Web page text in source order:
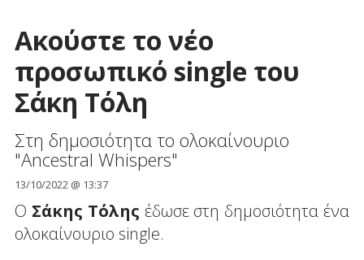
Ακούστε το νέο
προσωπικό single του
Σάκη Τόλη
Στη δημοσιότητα το ολοκαίνουριο
"Ancestral Whispers"
13/10/2022 @ 13:37
Ο Σάκης Τόλης έδωσε στη δημοσιότητα ένα
ολοκαίνουριο single.